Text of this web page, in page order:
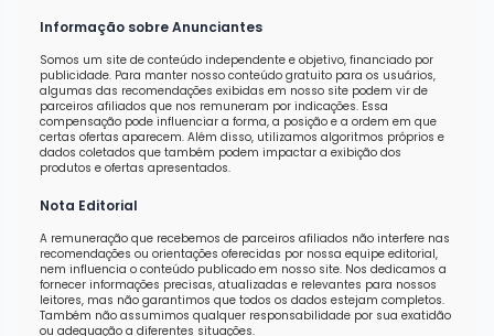
Informação sobre Anunciantes
Somos um site de conteúdo independente e objetivo, financiado por
publicidade. Para manter nosso conteúdo gratuito para os usuários,
algumas das recomendações exibidas em nosso site podem vir de
parceiros afiliados que nos remuneram por indicações. Essa
compensação pode influenciar a forma, a posição e a ordem em que
certas ofertas aparecem. Além disso, utilizamos algoritmos próprios e
dados coletados que também podem impactar a exibição dos
produtos e ofertas apresentados.
Nota Editorial
A remuneração que recebemos de parceiros afiliados não interfere nas
recomendações ou orientações oferecidas por nossa equipe editorial,
nem influencia o conteúdo publicado em nosso site. Nos dedicamos a
fornecer informações precisas, atualizadas e relevantes para nossos
leitores, mas não garantimos que todos os dados estejam completos.
Também não assumimos qualquer responsabilidade por sua exatidão
ou adequação a diferentes situações.